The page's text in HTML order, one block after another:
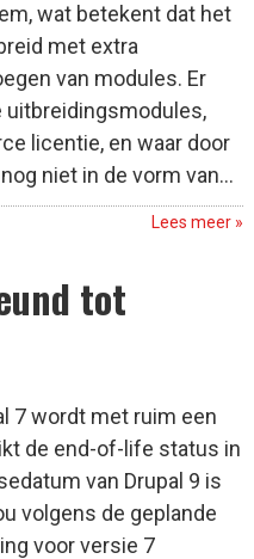
wat betekent dat het
met extra
van modules. Er
uitbreidingsmodules,
licentie, en waar door
niet in de vorm van...
Lees meer »
tot
7 wordt met ruim een
de end-of-life status in
van Drupal 9 is
volgens de geplande
voor versie 7